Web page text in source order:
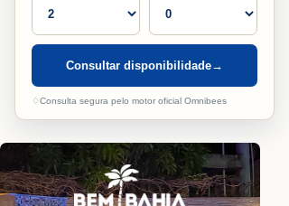
Consultar disponibilidade→
♢Consulta segura pelo motor oficial Omnibees